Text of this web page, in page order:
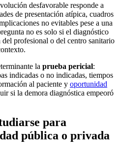
desfavorable responde a
de presentación atípica, cuadros
no evitables pese a una
no es solo si el diagnóstico
profesional o del centro sanitario
la prueba pericial:
indicadas o no indicadas, tiempos
al paciente y oportunidad
si la demora diagnóstica empeoró
para
pública o privada